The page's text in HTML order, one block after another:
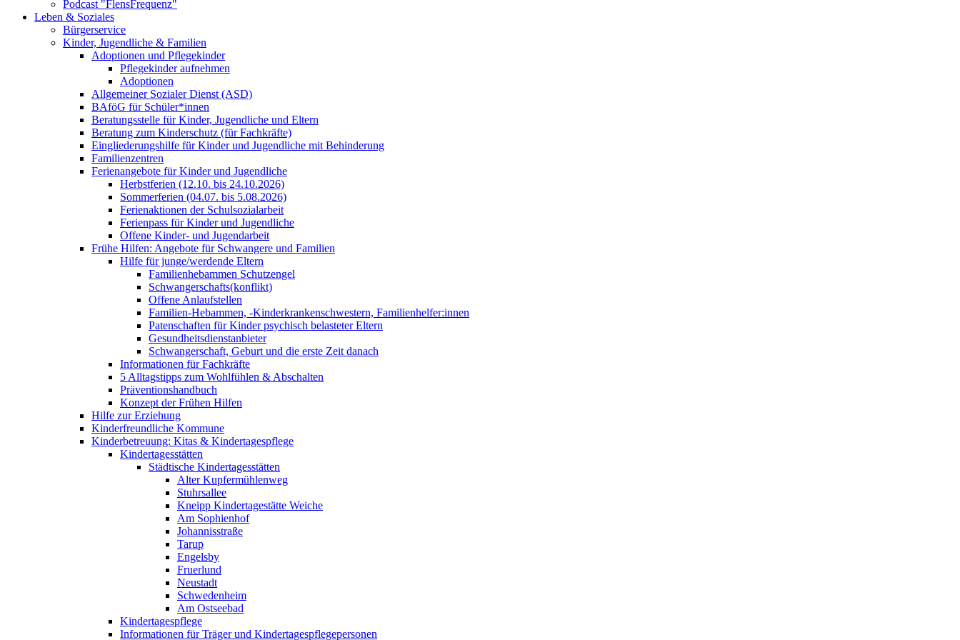
Podcast "FlensFrequenz"
Leben & Soziales
Bürgerservice
Kinder, Jugendliche & Familien
Adoptionen und Pflegekinder
Pflegekinder aufnehmen
Adoptionen
Allgemeiner Sozialer Dienst (ASD)
BAföG für Schüler*innen
Beratungsstelle für Kinder, Jugendliche und Eltern
Beratung zum Kinderschutz (für Fachkräfte)
Eingliederungshilfe für Kinder und Jugendliche mit Behinderung
Familienzentren
Ferienangebote für Kinder und Jugendliche
Herbstferien (12.10. bis 24.10.2026)
Sommerferien (04.07. bis 5.08.2026)
Ferienaktionen der Schulsozialarbeit
Ferienpass für Kinder und Jugendliche
Offene Kinder- und Jugendarbeit
Frühe Hilfen: Angebote für Schwangere und Familien
Hilfe für junge/werdende Eltern
Familienhebammen Schutzengel
Schwangerschafts(konflikt)
Offene Anlaufstellen
Familien-Hebammen, -Kinderkrankenschwestern, Familienhelfer:innen
Patenschaften für Kinder psychisch belasteter Eltern
Gesundheitsdienstanbieter
Schwangerschaft, Geburt und die erste Zeit danach
Informationen für Fachkräfte
5 Alltagstipps zum Wohlfühlen & Abschalten
Präventionshandbuch
Konzept der Frühen Hilfen
Hilfe zur Erziehung
Kinderfreundliche Kommune
Kinderbetreuung: Kitas & Kindertagespflege
Kindertagesstätten
Städtische Kindertagesstätten
Alter Kupfermühlenweg
Stuhrsallee
Kneipp Kindertagestätte Weiche
Am Sophienhof
Johannisstraße
Tarup
Engelsby
Fruerlund
Neustadt
Schwedenheim
Am Ostseebad
Kindertagespflege
Informationen für Träger und Kindertagespflegepersonen